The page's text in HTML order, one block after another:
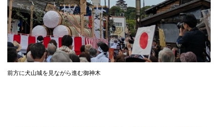
前方に犬山城を見ながら進む御神木